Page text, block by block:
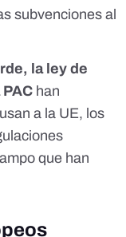
subvenciones al
la ley de
han
a la UE, los
que han